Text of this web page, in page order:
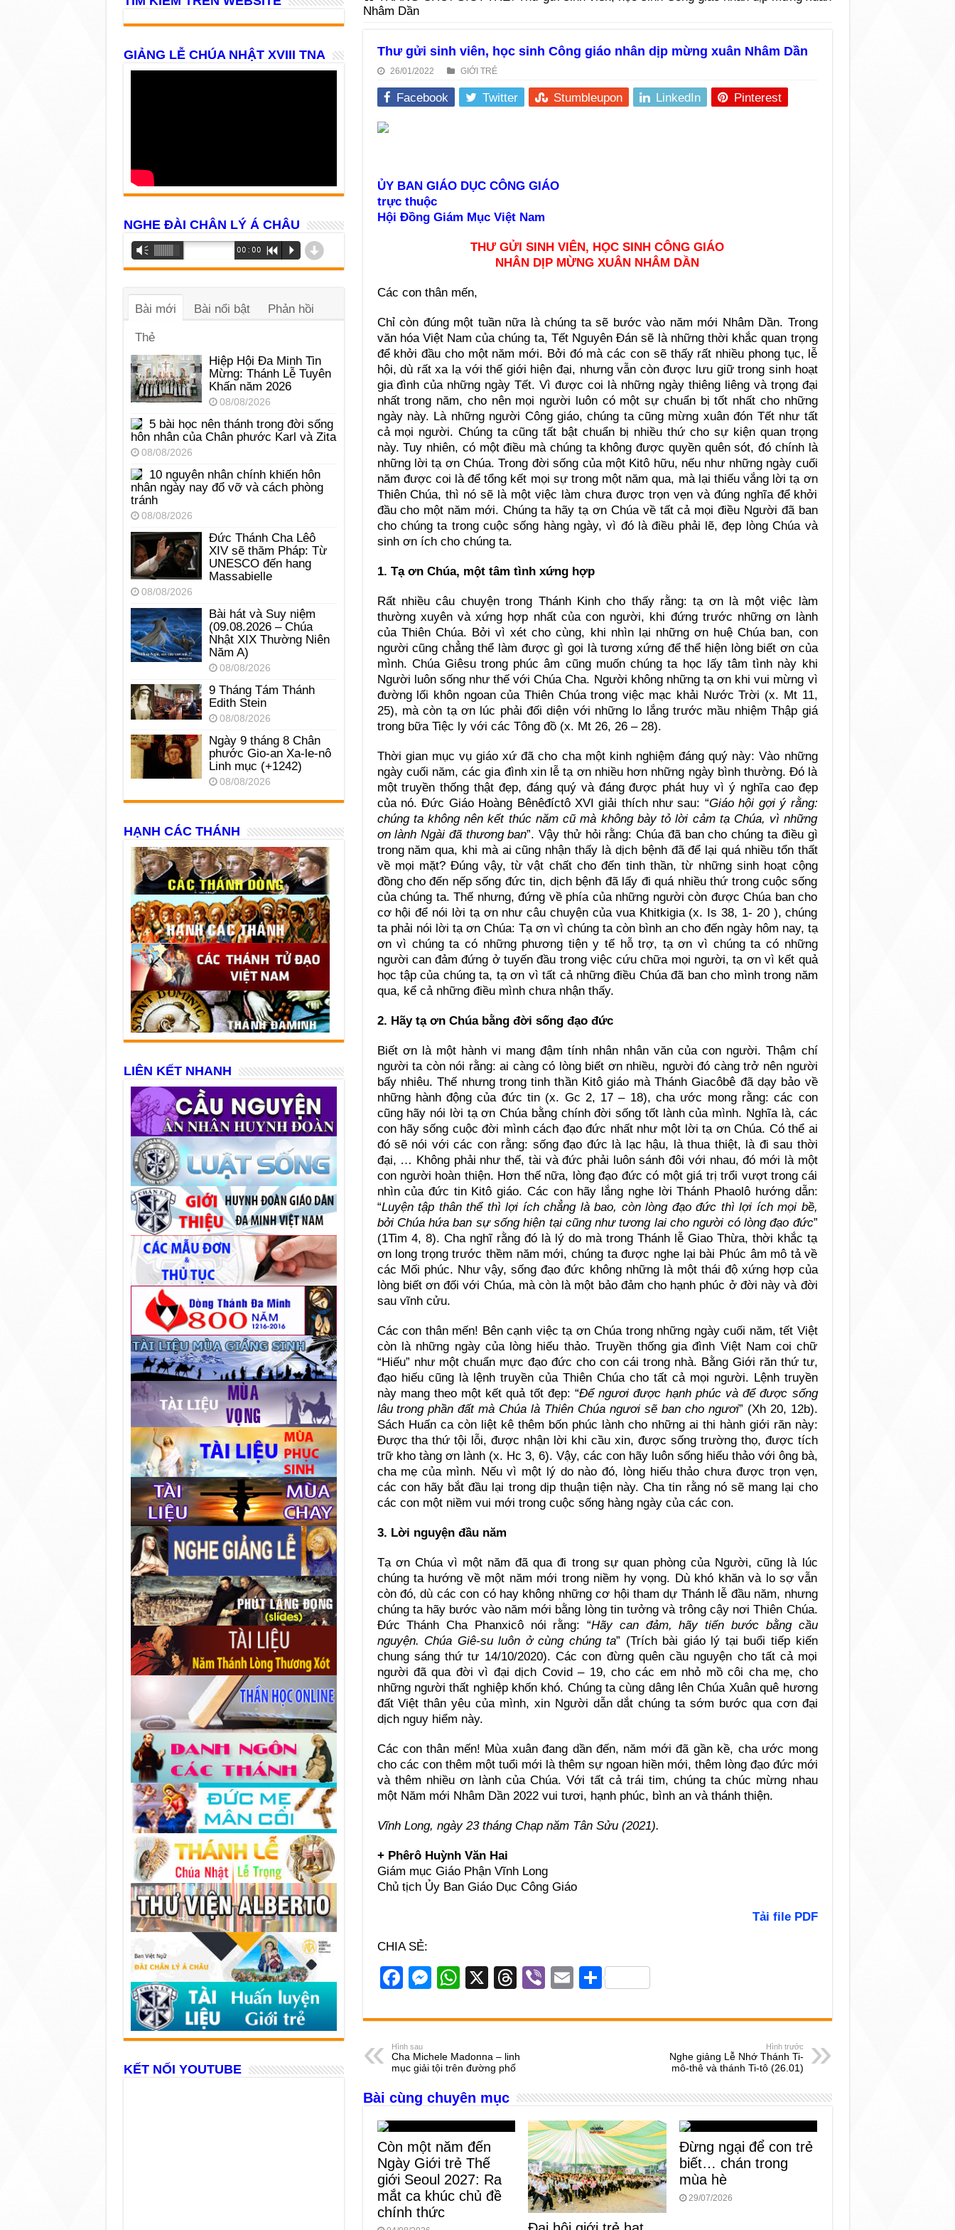
Nhâm Dần
Thư gửi sinh viên, học sinh Công giáo nhân dịp mừng xuân Nhâm Dần
26/01/2022 GIỚI TRẺ
Facebook Twitter Stumbleupon LinkedIn Pinterest
ỦY BAN GIÁO DỤC CÔNG GIÁO
trực thuộc
Hội Đồng Giám Mục Việt Nam
THƯ GỬI SINH VIÊN, HỌC SINH CÔNG GIÁO
NHÂN DỊP MỪNG XUÂN NHÂM DẦN
Các con thân mến,
Chỉ còn đúng một tuần nữa là chúng ta sẽ bước vào năm mới Nhâm Dần. Trong
văn hóa Việt Nam của chúng ta, Tết Nguyên Đán sẽ là những thời khắc quan trọng
để khởi đầu cho một năm mới. Bởi đó mà các con sẽ thấy rất nhiều phong tục, lễ
hội, dù rất xa lạ với thế giới hiện đại, nhưng vẫn còn được lưu giữ trong sinh hoạt
gia đình của những ngày Tết. Vì được coi là những ngày thiêng liêng và trọng đại
nhất trong năm, cho nên mọi người luôn có một sự chuẩn bị tốt nhất cho những
ngày này. Là những người Công giáo, chúng ta cũng mừng xuân đón Tết như tất
cả mọi người. Chúng ta cũng tất bật chuẩn bị nhiều thứ cho sự kiện quan trọng
này. Tuy nhiên, có một điều mà chúng ta không được quyền quên sót, đó chính là
những lời tạ ơn Chúa. Trong đời sống của một Kitô hữu, nếu như những ngày cuối
năm được coi là để tổng kết mọi sự trong một năm qua, mà lại thiếu vắng lời tạ ơn
Thiên Chúa, thì nó sẽ là một việc làm chưa được trọn vẹn và đúng nghĩa để khởi
đầu cho một năm mới. Chúng ta hãy tạ ơn Chúa về tất cả mọi điều Người đã ban
cho chúng ta trong cuộc sống hàng ngày, vì đó là điều phải lẽ, đẹp lòng Chúa và
sinh ơn ích cho chúng ta.
1. Tạ ơn Chúa, một tâm tình xứng hợp
Rất nhiều câu chuyện trong Thánh Kinh cho thấy rằng: tạ ơn là một việc làm
thường xuyên và xứng hợp nhất của con người, khi đứng trước những ơn lành
của Thiên Chúa. Bởi vì xét cho cùng, khi nhìn lại những ơn huệ Chúa ban, con
người cũng chẳng thể làm được gì gọi là tương xứng để thể hiện lòng biết ơn của
mình. Chúa Giêsu trong phúc âm cũng muốn chúng ta học lấy tâm tình này khi
Người luôn sống như thế với Chúa Cha. Người không những tạ ơn khi vui mừng vì
đường lối khôn ngoan của Thiên Chúa trong việc mạc khải Nước Trời (x. Mt 11,
25), mà còn tạ ơn lúc phải đối diện với những lo lắng trước mầu nhiệm Thập giá
trong bữa Tiệc ly với các Tông đồ (x. Mt 26, 26 – 28).
Thời gian mục vụ giáo xứ đã cho cha một kinh nghiệm đáng quý này: Vào những
ngày cuối năm, các gia đình xin lễ tạ ơn nhiều hơn những ngày bình thường. Đó là
một truyền thống thật đẹp, đáng quý và đáng được phát huy vì ý nghĩa cao đẹp
của nó. Đức Giáo Hoàng Bênêđíctô XVI giải thích như sau: “Giáo hội gợi ý rằng:
chúng ta không nên kết thúc năm cũ mà không bày tỏ lời cảm tạ Chúa, vì những
ơn lành Ngài đã thương ban”. Vậy thử hỏi rằng: Chúa đã ban cho chúng ta điều gì
trong năm qua, khi mà ai cũng nhận thấy là dịch bệnh đã để lại quá nhiều tổn thất
về mọi mặt? Đúng vậy, từ vật chất cho đến tinh thần, từ những sinh hoạt cộng
đồng cho đến nếp sống đức tin, dịch bệnh đã lấy đi quá nhiều thứ trong cuộc sống
của chúng ta. Thế nhưng, đứng về phía của những người còn được Chúa ban cho
cơ hội để nói lời tạ ơn như câu chuyện của vua Khitkigia (x. Is 38, 1- 20 ), chúng
ta phải nói lời tạ ơn Chúa: Tạ ơn vì chúng ta còn bình an cho đến ngày hôm nay, tạ
ơn vì chúng ta có những phương tiện y tế hỗ trợ, tạ ơn vì chúng ta có những
người can đảm đứng ở tuyến đầu trong việc cứu chữa mọi người, tạ ơn vì kết quả
học tập của chúng ta, tạ ơn vì tất cả những điều Chúa đã ban cho mình trong năm
qua, kể cả những điều mình chưa nhận thấy.
2. Hãy tạ ơn Chúa bằng đời sống đạo đức
Biết ơn là một hành vi mang đậm tính nhân nhân văn của con người. Thậm chí
người ta còn nói rằng: ai càng có lòng biết ơn nhiều, người đó càng trở nên người
bấy nhiêu. Thế nhưng trong tinh thần Kitô giáo mà Thánh Giacôbê đã dạy bảo về
những hành động của đức tin (x. Gc 2, 17 – 18), cha ước mong rằng: các con
cũng hãy nói lời tạ ơn Chúa bằng chính đời sống tốt lành của mình. Nghĩa là, các
con hãy sống cuộc đời mình cách đạo đức nhất như một lời tạ ơn Chúa. Có thể ai
đó sẽ nói với các con rằng: sống đạo đức là lạc hậu, là thua thiệt, là đi sau thời
đại, … Không phải như thế, tài và đức phải luôn sánh đôi với nhau, đó mới là một
con người hoàn thiện. Hơn thế nữa, lòng đạo đức có một giá trị trổi vượt trong cái
nhìn của đức tin Kitô giáo. Các con hãy lắng nghe lời Thánh Phaolô hướng dẫn:
“Luyện tập thân thể thì lợi ích chẳng là bao, còn lòng đạo đức thì lợi ích mọi bề,
bởi Chúa hứa ban sự sống hiện tại cũng như tương lai cho người có lòng đạo đức”
(1Tim 4, 8). Cha nghĩ rằng đó là lý do mà trong Thánh lễ Giao Thừa, thời khắc tạ
ơn long trọng trước thềm năm mới, chúng ta được nghe lại bài Phúc âm mô tả về
các Mối phúc. Như vậy, sống đạo đức không những là một thái độ xứng hợp của
lòng biết ơn đối với Chúa, mà còn là một bảo đảm cho hạnh phúc ở đời này và đời
sau vĩnh cửu.
Các con thân mến! Bên cạnh việc tạ ơn Chúa trong những ngày cuối năm, tết Việt
còn là những ngày của lòng hiếu thảo. Truyền thống gia đình Việt Nam coi chữ
“Hiếu” như một chuẩn mực đạo đức cho con cái trong nhà. Bằng Giới răn thứ tư,
đạo hiếu cũng là lệnh truyền của Thiên Chúa cho tất cả mọi người. Lệnh truyền
này mang theo một kết quả tốt đẹp: “Để ngươi được hạnh phúc và để được sống
lâu trong phần đất mà Chúa là Thiên Chúa ngươi sẽ ban cho ngươi” (Xh 20, 12b).
Sách Huấn ca còn liệt kê thêm bốn phúc lành cho những ai thi hành giới răn này:
Được tha thứ tội lỗi, được nhận lời khi cầu xin, được sống trường thọ, được tích
trữ kho tàng ơn lành (x. Hc 3, 6). Vậy, các con hãy luôn sống hiếu thảo với ông bà,
cha mẹ của mình. Nếu vì một lý do nào đó, lòng hiếu thảo chưa được trọn vẹn,
các con hãy bắt đầu lại trong dịp thuận tiện này. Cha tin rằng nó sẽ mang lại cho
các con một niềm vui mới trong cuộc sống hàng ngày của các con.
3. Lời nguyện đầu năm
Tạ ơn Chúa vì một năm đã qua đi trong sự quan phòng của Người, cũng là lúc
chúng ta hướng về một năm mới trong niềm hy vọng. Dù khó khăn và lo sợ vẫn
còn đó, dù các con có hay không những cơ hội tham dự Thánh lễ đầu năm, nhưng
chúng ta hãy bước vào năm mới bằng lòng tin tưởng và trông cậy nơi Thiên Chúa.
Đức Thánh Cha Phanxicô nói rằng: “Hãy can đảm, hãy tiến bước bằng cầu
nguyện. Chúa Giê-su luôn ở cùng chúng ta” (Trích bài giáo lý tại buổi tiếp kiến
chung sáng thứ tư 14/10/2020). Các con đừng quên cầu nguyện cho tất cả mọi
người đã qua đời vì đại dịch Covid – 19, cho các em nhỏ mồ côi cha mẹ, cho
những người thất nghiệp khốn khó. Chúng ta cùng dâng lên Chúa Xuân quê hương
đất Việt thân yêu của mình, xin Người dẫn dắt chúng ta sớm bước qua cơn đại
dịch nguy hiểm này.
Các con thân mến! Mùa xuân đang dần đến, năm mới đã gần kề, cha ước mong
cho các con thêm một tuổi mới là thêm sự ngoan hiền mới, thêm lòng đạo đức mới
và thêm nhiều ơn lành của Chúa. Với tất cả trái tim, chúng tachúc mừng nhau
mộtNăm mới Nhâm Dần 2022vui tươi, hạnh phúc, bình anvà thánh thiện.
Vĩnh Long, ngày 23 tháng Chạp năm Tân Sửu (2021).
+ Phêrô Huỳnh Văn Hai
Giám mục Giáo Phận Vĩnh Long
Chủ tịch Ủy Ban Giáo Dục Công Giáo
Tải file PDF
CHIA SẺ:
F
c
e
b
o
o
k
M
ss
n
g
er
W
at
A
p
p
X
T
e
d
s
Vi
er
E
ail
S
ar
Hình sau
Cha Michele Madonna – linh
mục giải tội trên đường phố
Hình trước
Nghe giảng Lễ Nhớ Thánh Ti-
mô-thê và thánh Ti-tô (26.01)
Bài cùng chuyên mục
Còn một năm đến
Ngày Giới trẻ Thế
giới Seoul 2027: Ra
mắt ca khúc chủ đề
chính thức
Đừng ngại để con trẻ
biết… chán trong
mùa hè
29/07/2026
GIẢNG LỄ CHÚA NHẬT XVIII TNA
NGHE ĐÀI CHÂN LÝ Á CHÂU
Trình
phát
âm
Vm 00:00 R P d
Bài mới Bài nổi bật Phản hồi
Thẻ
Hiệp Hội Đa Minh Tin
Mừng: Thánh Lễ Tuyên
Khấn năm 2026
08/08/2026
5 bài học nên thánh trong đời sống
hôn nhân của Chân phước Karl và Zita
08/08/2026
10 nguyên nhân chính khiến hôn
nhân ngày nay đổ vỡ và cách phòng
tránh
08/08/2026
Đức Thánh Cha Lêô
XIV sẽ thăm Pháp: Từ
UNESCO đến hang
Massabielle
08/08/2026
Bài hát và Suy niệm
(09.08.2026 – Chúa
Nhật XIX Thường Niên
Năm A)
08/08/2026
9 Tháng Tám Thánh
Edith Stein
08/08/2026
Ngày 9 tháng 8 Chân
phước Gio-an Xa-le-nô
Linh mục (+1242)
08/08/2026
HẠNH CÁC THÁNH
LIÊN KẾT NHANH
KẾT NỐI YOUTUBE